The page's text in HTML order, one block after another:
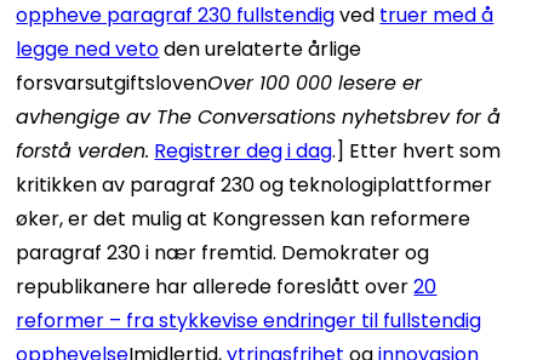
oppheve paragraf 230 fullstendigved truer med å
legge ned vetoden urelaterte årlige
forsvarsutgiftslovenOver 100 000 lesere er
avhengige av The Conversations nyhetsbrev for å
forstå verden. Registrer deg i dag.] Etter hvert som
kritikken av paragraf 230 og teknologiplattformer
øker, er det mulig at Kongressen kan reformere
paragraf 230 i nær fremtid. Demokrater og
republikanere har allerede foreslått over20
reformer – fra stykkevise endringer til fullstendig